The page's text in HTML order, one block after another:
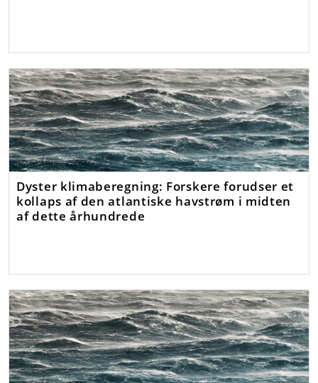
Dyster klimaberegning: Forskere forudser et
kollaps af den atlantiske havstrøm i midten
af dette århundrede